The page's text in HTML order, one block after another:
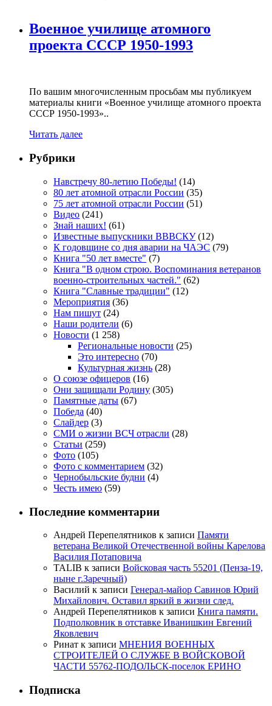
Военное училище атомного
проекта СССР 1950-1993
По вашим многочисленным просьбам мы публикуем
материалы книги «Военное училище атомного проекта
СССР 1950-1993»..
Читать далее
Рубрики
Навстречу 80-летию Победы! (14)
80 лет атомной отрасли России (35)
75 лет атомной отрасли России (51)
Видео (241)
Знай наших! (61)
Известные выпускники ВВВСКУ(12)
К годовщине со дня аварии на ЧАЭС (79)
Книга "50 лет вместе" (7)
Книга "В одном строю. Воспоминания ветеранов
военно-строительных частей." (62)
Книга "Славные традиции" (12)
Мероприятия (36)
Нам пишут (24)
Наши родители (6)
Новости (1 258)
Региональные новости (25)
Это интересно (70)
Культурная жизнь (28)
О союзе офицеров (16)
Они защищали Родину (305)
Памятные даты (67)
Победа (40)
Слайдер (3)
СМИ о жизни ВСЧ отрасли (28)
Статьи (259)
Фото (105)
Фото с комментарием (32)
Чернобыльские будни (4)
Честь имею (59)
Последние комментарии
Андрей Перепелятников к записи Памяти
ветерана Великой Отечественной войны Карелова
Василия Потаповича
TALIB к записи Войсковая часть 55201 (Пенза-19,
ныне г.Заречный)
Василий к записи Генерал-майор Савинов Юрий
Михайлович. Оставил яркий в жизни след.
Андрей Перепелятников к записи Книга памяти.
Подполковник в отставке Иванишкин Евгений
Яковлевич
Ринат к записи МНЕНИЯ ВОЕННЫХ
СТРОИТЕЛЕЙ О СЛУЖБЕ В ВОЙСКОВОЙ
ЧАСТИ 55762-ПОДОЛЬСК-поселок ЕРИНО
Подписка